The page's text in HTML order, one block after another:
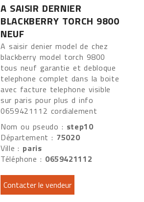
A SAISIR DERNIER
BLACKBERRY TORCH 9800
NEUF
A saisir denier model de chez
blackberry model torch 9800
tous neuf garantie et debloque
telephone complet dans la boite
avec facture telephone visible
sur paris pour plus d info
0659421112 cordialement
Nom ou pseudo : step10
Département : 75020
Ville : paris
Téléphone : 0659421112